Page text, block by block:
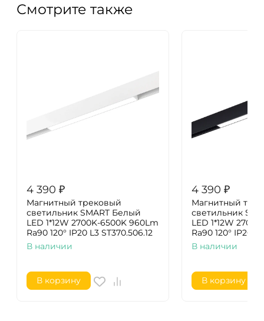
Смотрите также
4 390 ₽
Магнитный трековый
светильник SMART Белый
LED 1*12W 2700K-6500K 960Lm
Ra90 120° IP20 L3 ST370.506.12
В наличии
В корзину
4 390 ₽
Магнитный
светильник
LED 1*12W
Ra90 120° IP20 L
В наличии
В корзину